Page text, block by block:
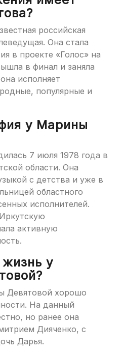
российская
Она стала
в проекте «Голос» на
в финал и заняла
исполняет
популярные и
у Марины
7 июля 1978 года в
области. Она
с детства и уже в
областного
исполнителей.
активную
жизнь у
Девятовой хорошо
На данный
но ранее она
Дияченко, с
Дарья.